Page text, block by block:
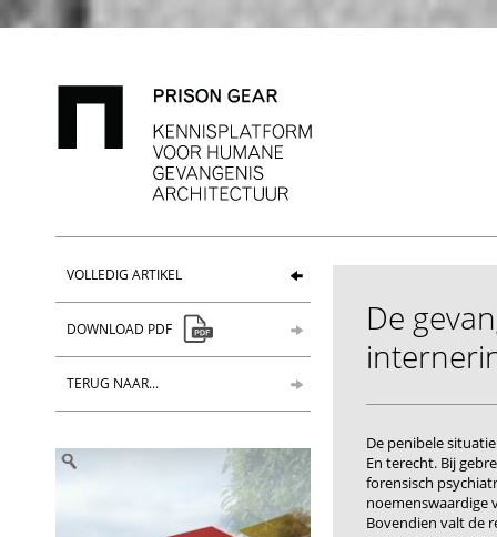
VOLLEDIG ARTIKEL
DOWNLOAD PDF
TERUG NAAR...
De
De penibele
En terecht. Bij
forensisch
noemenswaardige
Bovendien valt de